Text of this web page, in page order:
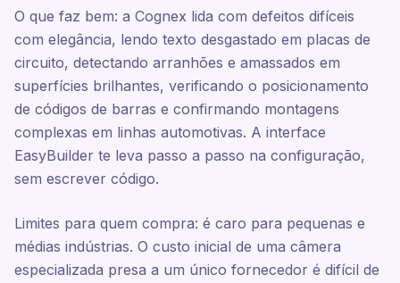
O que faz bem: a Cognex lida com defeitos difíceis
com elegância, lendo texto desgastado em placas de
circuito, detectando arranhões e amassados em
superfícies brilhantes, verificando o posicionamento
de códigos de barras e confirmando montagens
complexas em linhas automotivas. A interface
EasyBuilder te leva passo a passo na configuração,
sem escrever código.
Limites para quem compra: é caro para pequenas e
médias indústrias. O custo inicial de uma câmera
especializada presa a um único fornecedor é difícil de